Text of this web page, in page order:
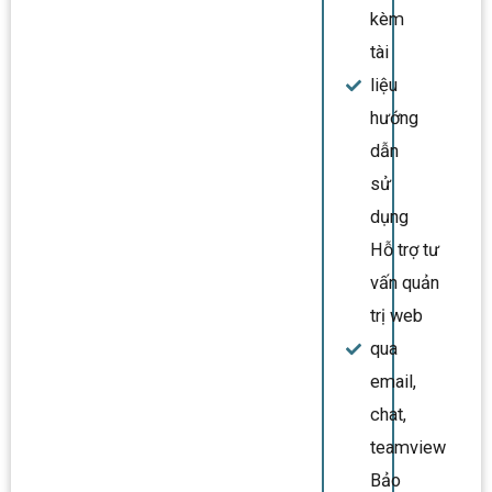
kèm
tài
liệu
hướng
dẫn
sử
dụng
Hỗ trợ tư
vấn quản
trị web
qua
email,
chat,
teamview
Bảo